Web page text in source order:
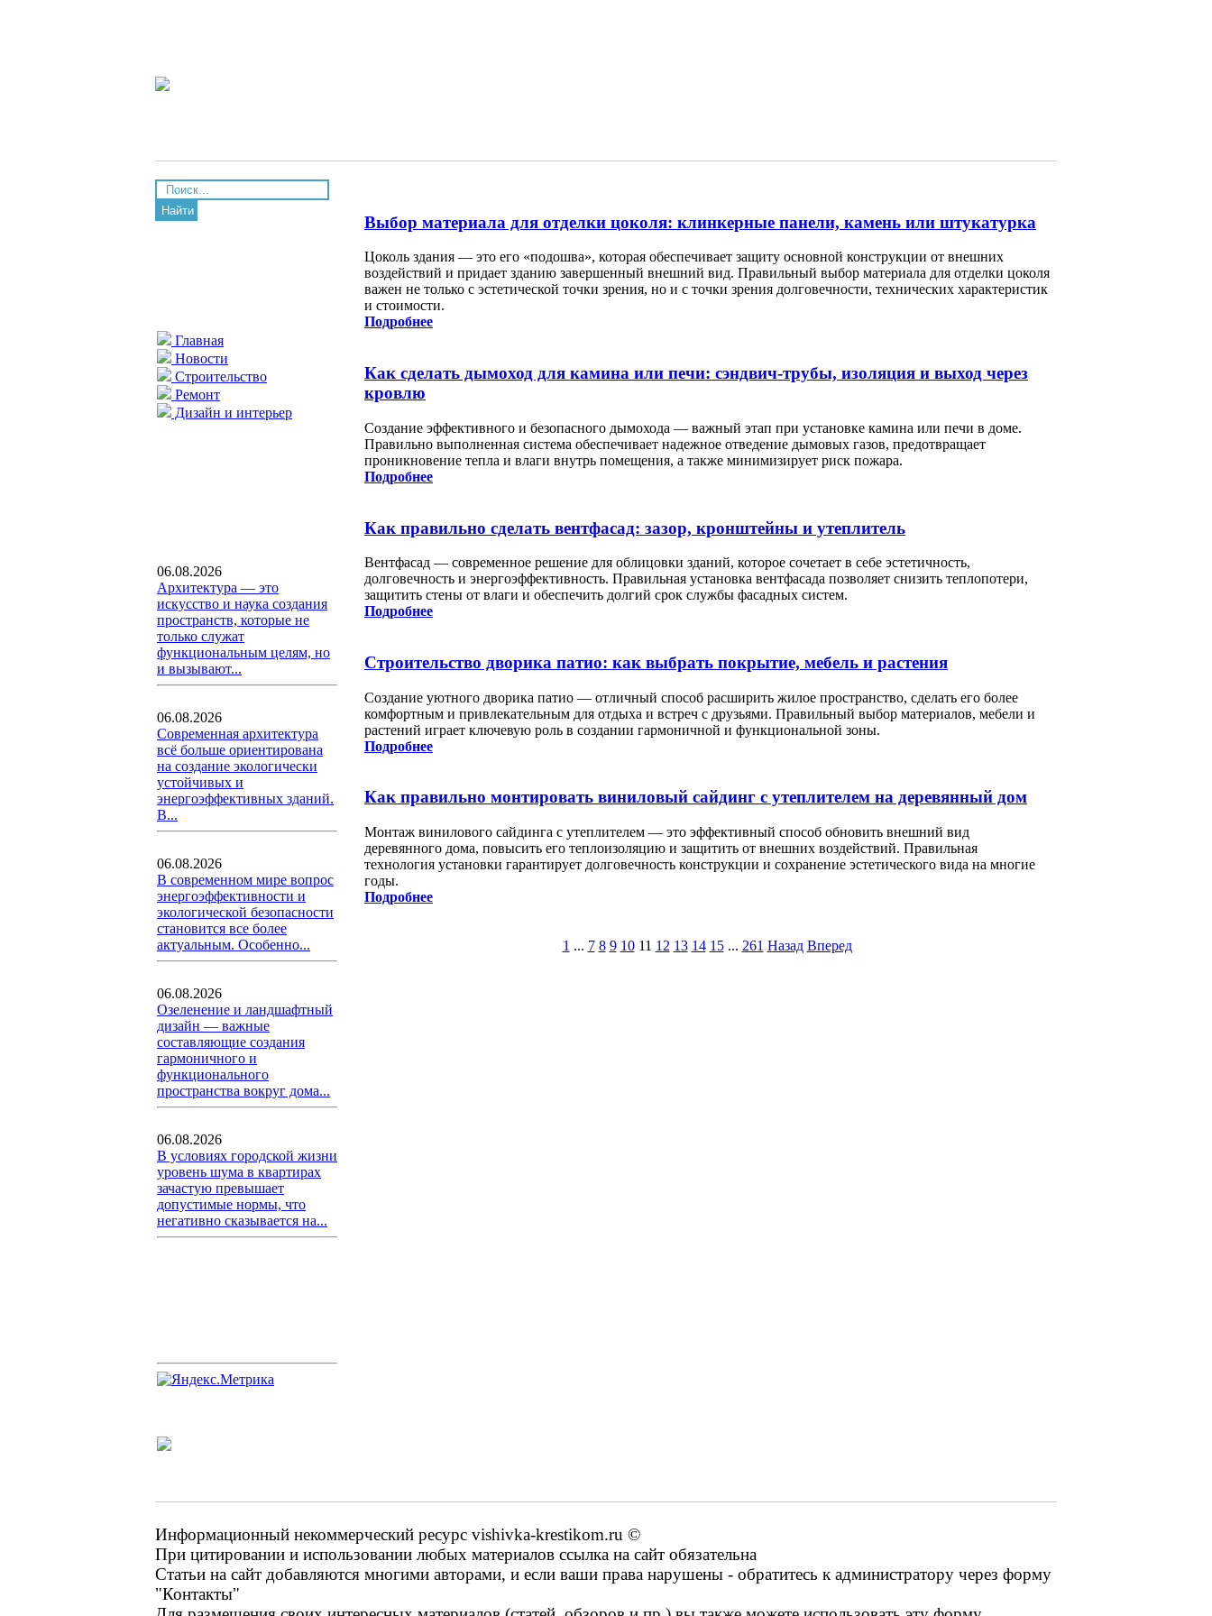
Найти
Главная
Новости
Строительство
Ремонт
Дизайн и интерьер
06.08.2026
Архитектура — это
искусство и наука создания
пространств, которые не
только служат
функциональным целям, но
и вызывают...
06.08.2026
Современная архитектура
всё больше ориентирована
на создание экологически
устойчивых и
энергоэффективных зданий.
В...
06.08.2026
В современном мире вопрос
энергоэффективности и
экологической безопасности
становится все более
актуальным. Особенно...
06.08.2026
Озеленение и ландшафтный
дизайн — важные
составляющие создания
гармоничного и
функционального
пространства вокруг дома...
06.08.2026
В условиях городской жизни
уровень шума в квартирах
зачастую превышает
допустимые нормы, что
негативно сказывается на...
Выбор материала для отделки цоколя: клинкерные панели, камень или штукатурка
Цоколь здания — это его «подошва», которая обеспечивает защиту основной конструкции от внешних
воздействий и придает зданию завершенный внешний вид. Правильный выбор материала для отделки цоколя
важен не только с эстетической точки зрения, но и с точки зрения долговечности, технических характеристик
и стоимости.
Подробнее
Как сделать дымоход для камина или печи: сэндвич-трубы, изоляция и выход через
кровлю
Создание эффективного и безопасного дымохода — важный этап при установке камина или печи в доме.
Правильно выполненная система обеспечивает надежное отведение дымовых газов, предотвращает
проникновение тепла и влаги внутрь помещения, а также минимизирует риск пожара.
Подробнее
Как правильно сделать вентфасад: зазор, кронштейны и утеплитель
Вентфасад — современное решение для облицовки зданий, которое сочетает в себе эстетичность,
долговечность и энергоэффективность. Правильная установка вентфасада позволяет снизить теплопотери,
защитить стены от влаги и обеспечить долгий срок службы фасадных систем.
Подробнее
Строительство дворика патио: как выбрать покрытие, мебель и растения
Создание уютного дворика патио — отличный способ расширить жилое пространство, сделать его более
комфортным и привлекательным для отдыха и встреч с друзьями. Правильный выбор материалов, мебели и
растений играет ключевую роль в создании гармоничной и функциональной зоны.
Подробнее
Как правильно монтировать виниловый сайдинг с утеплителем на деревянный дом
Монтаж винилового сайдинга с утеплителем — это эффективный способ обновить внешний вид
деревянного дома, повысить его теплоизоляцию и защитить от внешних воздействий. Правильная
технология установки гарантирует долговечность конструкции и сохранение эстетического вида на многие
годы.
Подробнее
1 ... 7 8 9 10 11 12 13 14 15 ... 261 Назад Вперед
Информационный некоммерческий ресурс vishivka-krestikom.ru ©
При цитировании и использовании любых материалов ссылка на сайт обязательна
Статьи на сайт добавляются многими авторами, и если ваши права нарушены - обратитесь к администратору через форму
"Контакты"